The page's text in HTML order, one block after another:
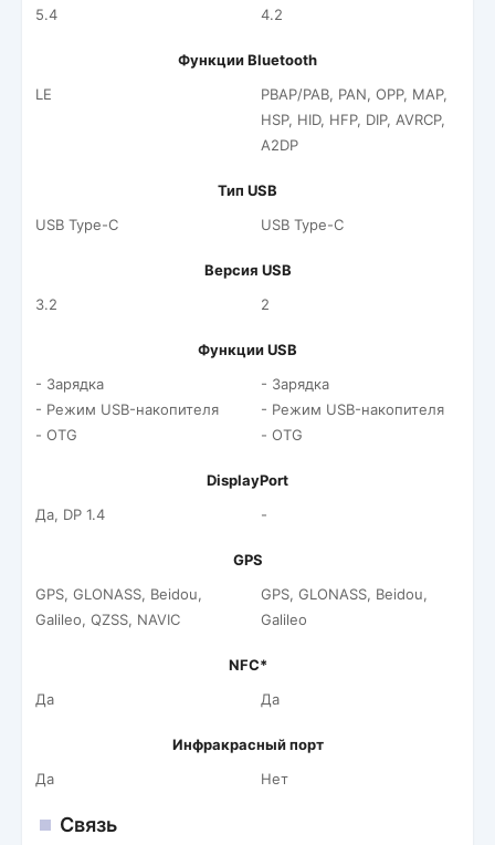
5.4 4.2
Функции Bluetooth
LE
PBAP/PAB, PAN, OPP, MAP,
HSP, HID, HFP, DIP, AVRCP,
A2DP
Тип USB
USB Type-C
USB Type-C
Версия USB
3.2
2
Функции USB
- Зарядка
- Режим USB-накопителя
- OTG
- Зарядка
- Режим USB-накопителя
- OTG
DisplayPort
Да, DP 1.4
-
GPS
GPS, GLONASS, Beidou,
Galileo, QZSS, NAVIC
GPS, GLONASS, Beidou,
Galileo
NFC*
Да
Да
Инфракрасный порт
Да
Нет
Связь